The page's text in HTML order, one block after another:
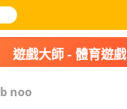
遊戲大師 - 體育遊戲
b noo